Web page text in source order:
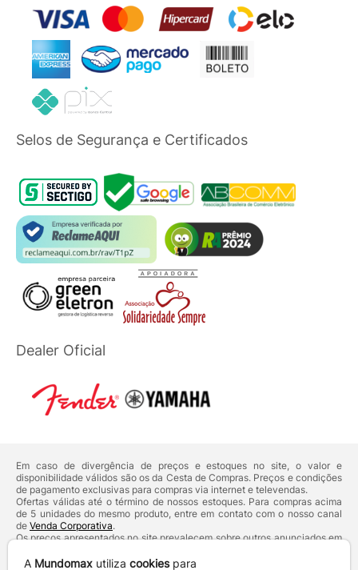
Selos de Segurança e Certificados
Dealer Oficial
Em caso de divergência de preços e estoques no site, o valor e
disponibilidade válidos são os da Cesta de Compras. Preços e condições
de pagamento exclusivas para compras via internet e televendas.
Ofertas válidas até o término de nossos estoques. Para compras acima
de 5 unidades do mesmo produto, entre em contato com o nosso canal
de Venda Corporativa.
Os preços apresentados no site prevalecem sobre outros anunciados em
Defesa do Consumidor:Lei nº 8.078.
A Mundomax utiliza cookiespara